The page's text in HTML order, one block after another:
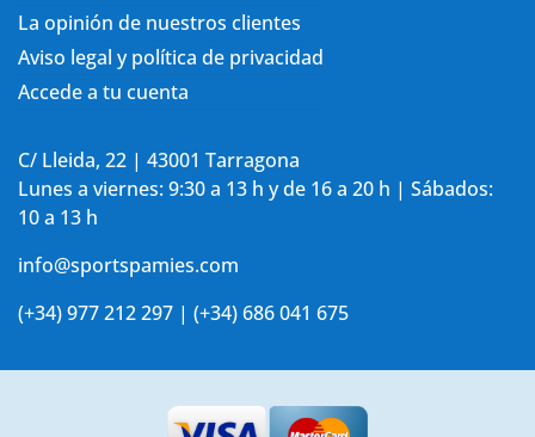
La opinión de nuestros clientes
Aviso legal y política de privacidad
Accede a tu cuenta
C/ Lleida, 22 | 43001 Tarragona
Lunes a viernes: 9:30 a 13 h y de 16 a 20 h | Sábados:
10 a 13 h
info@sportspamies.com
(+34) 977 212 297 | (+34) 686 041 675